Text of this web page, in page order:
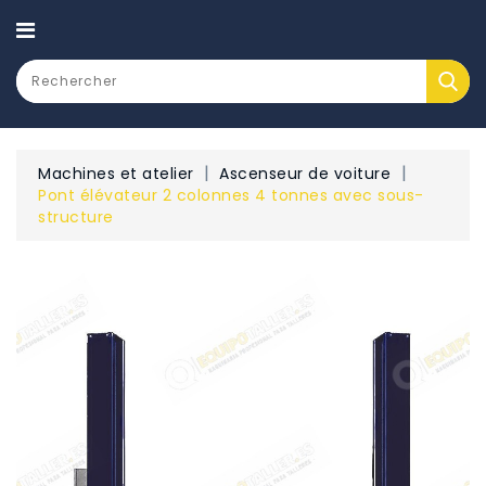
CATEGORY
Machines et atelier
Ascenseur de voiture
Pont élévateur 2 colonnes 4 tonnes avec sous-
structure